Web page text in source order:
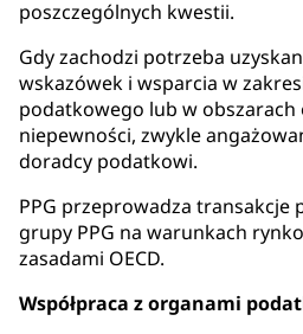
poszczególnych kwestii.
Gdy zachodzi potrzeba
wskazówek i wsparcia w
podatkowego lub w obszarach
niepewności, zwykle
doradcy podatkowi.
PPG przeprowadza transakcje
grupy PPG na warunkach
zasadami OECD.
Współpraca z organami